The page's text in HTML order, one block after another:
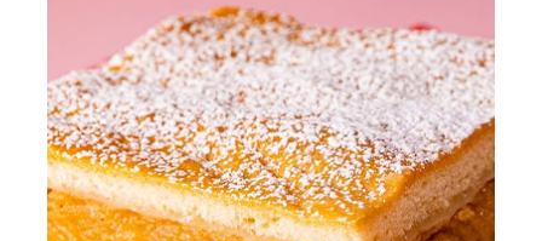
Cos